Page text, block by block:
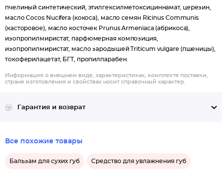
пчелиный синтетический, этилгексилметоксициннамат, церезин,
масло Cocos Nucifera (кокоса), масло семян Ricinus Communis
(касторовое), масло косточек Prunus Armeniaca (абрикоса),
изопропилмиристат, парфюмерная композиция,
изопропилмиристат, масло зародышей Triticum vulgare (пшеницы),
токоферилацетат, БГТ, пропилпарабен.
Информация о внешнем виде, характеристиках, комплекте поставки,
стране изготовления и свойствах носит справочный характер.
Гарантия и возврат
Все похожие товары
Бальзам для сухих губ Средство для увлажнения губ